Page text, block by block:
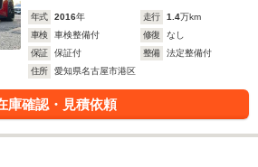
年式 2016年 走行 1.4万km
車検
車検整備付 修復
なし
保証
保証付 整備
法定整備付
住所
愛知県名古屋市港区
庫確認・見積依頼